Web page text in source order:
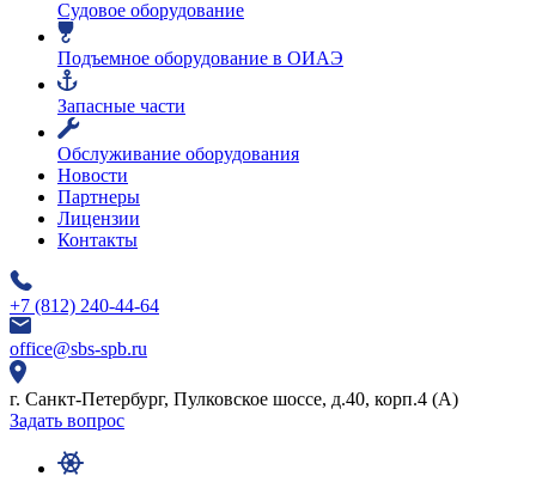
Судовое оборудование
Подъемное оборудование в ОИАЭ
Запасные части
Обслуживание оборудования
Новости
Партнеры
Лицензии
Контакты
+7 (812) 240-44-64
office@sbs-spb.ru
г. Санкт-Петербург, Пулковское шоссе, д.40, корп.4 (А)
Задать вопрос